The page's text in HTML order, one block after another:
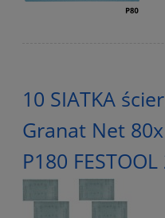
10 SIATKA
Granat Net
P180